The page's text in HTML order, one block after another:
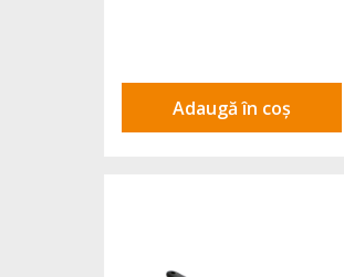
Adaugă în coș